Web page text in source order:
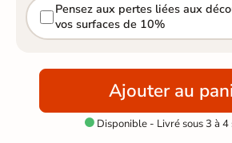
Pensez aux pertes liées aux
vos surfaces de 10%
Ajouter au
Disponible - Livré sous 3 à 4